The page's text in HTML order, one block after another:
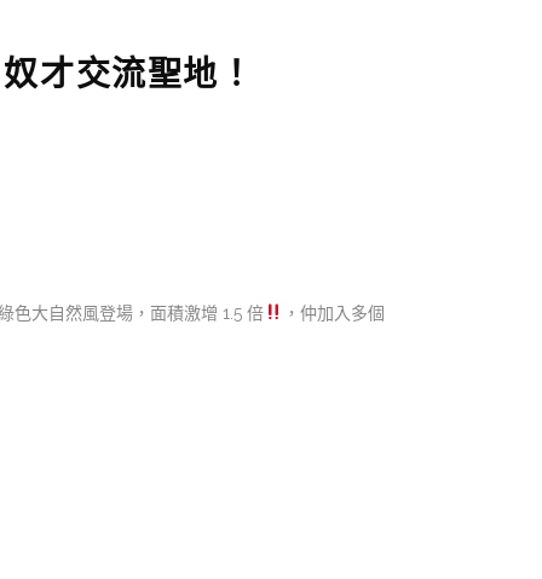
才交流聖地！
色大自然風登場，面積激增 1.5 倍
，仲加入多個